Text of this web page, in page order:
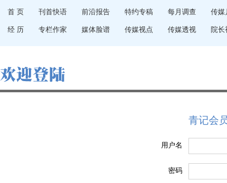
首 页 刊首快语 前沿报告 特约专稿 每月调查 传媒
经 历 专栏作家 媒体脸谱 传媒视点 传媒透视 院长
青记会
用户名
密码